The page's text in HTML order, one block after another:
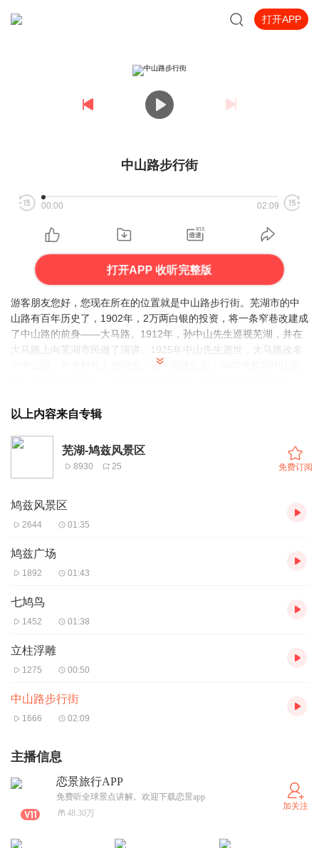
打开APP
中山路步行街
00:00 02:09
打开APP 收听完整版
游客朋友您好，您现在所在的位置就是中山路步行街。芜湖市的中
山路有百年历史了，1902年，2万两白银的投资，将一条窄巷改建成
了中山路的前身——大马路。1912年，孙中山先生巡视芜湖，并在
大马路上向芜湖市民做了演讲。1925年中山先生逝世，大马路改名
为中山路，作为对伟人的纪念。新中国建立后，50年代初期中山路
最旺的商业中心。时光飞逝。随着芜湖在皖江开发中，龙头和区域
中山路商业区改造被列入政府的工作日程。成为一条具有现代商业
精神和芜湖特色的步行街，就这样身披靓装展现在世人面前。路中
辟有10米宽的休闲带，内设花坛、座椅，布置路灯、地灯、书报亭
式叠泉和世纪花钟。世纪广场、和平音乐广场和儿童游乐场把整个
街区勾勒成了3个巨大的板块，既自成风格，又完全敞开。“都市变
了“人与自然”的完美结合，创造了“湖街一体”的迷人景观。愉快的的
时光总是短暂的，链景旅行也要和您说再见了，希望我的讲解能够
以上内容来自专辑
芜湖-鸠兹风景区
8930 25 免费订阅
鸠兹风景区
2644 01:35
鸠兹广场
1892 01:43
七鸠鸟
1452 01:38
立柱浮雕
1275 00:50
中山路步行街
1666 02:09
主播信息
恋景旅行APP
免费听全球景点讲解。欢迎下载恋景app
48.30万
加关注